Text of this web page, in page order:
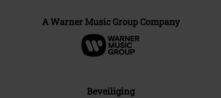
A Warner Music Group Company
Beveiliging